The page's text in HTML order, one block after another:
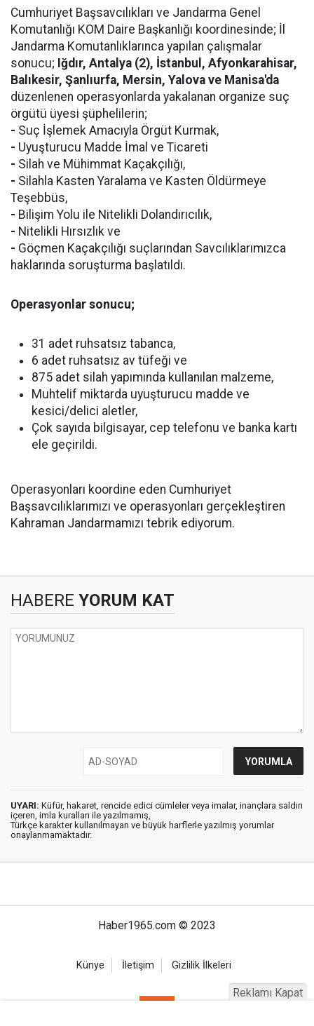
Cumhuriyet Başsavcılıkları ve Jandarma Genel
Komutanlığı KOM Daire Başkanlığı koordinesinde; İl
Jandarma Komutanlıklarınca yapılan çalışmalar
sonucu; Iğdır, Antalya (2), İstanbul, Afyonkarahisar,
Balıkesir, Şanlıurfa, Mersin, Yalova ve Manisa'da
düzenlenen operasyonlarda yakalanan organize suç
örgütü üyesi şüphelilerin;
- Suç İşlemek Amacıyla Örgüt Kurmak,
- Uyuşturucu Madde İmal ve Ticareti
- Silah ve Mühimmat Kaçakçılığı,
- Silahla Kasten Yaralama ve Kasten Öldürmeye
Teşebbüs,
- Bilişim Yolu ile Nitelikli Dolandırıcılık,
- Nitelikli Hırsızlık ve
- Göçmen Kaçakçılığı suçlarından Savcılıklarımızca
haklarında soruşturma başlatıldı.
Operasyonlar sonucu;
31 adet ruhsatsız tabanca,
6 adet ruhsatsız av tüfeği ve
875 adet silah yapımında kullanılan malzeme,
Muhtelif miktarda uyuşturucu madde ve
kesici/delici aletler,
Çok sayıda bilgisayar, cep telefonu ve banka kartı
ele geçirildi.
Operasyonları koordine eden Cumhuriyet
Başsavcılıklarımızı ve operasyonları gerçekleştiren
Kahraman Jandarmamızı tebrik ediyorum.
HABERE YORUM KAT
UYARI: Küfür, hakaret, rencide edici cümleler veya imalar, inançlara saldırı
içeren, imla kuralları ile yazılmamış,
Türkçe karakter kullanılmayan ve büyük harflerle yazılmış yorumlar
onaylanmamaktadır.
Haber1965.com © 2023
Künye İletişim Gizlilik İlkeleri
Reklamı Kapat